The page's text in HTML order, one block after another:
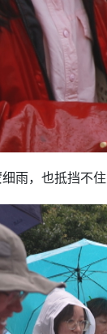
雨，也抵挡不